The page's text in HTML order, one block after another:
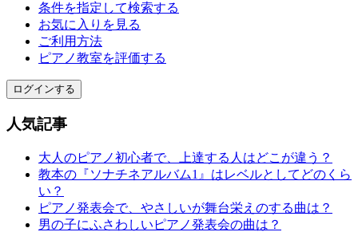
条件を指定して検索する
お気に入りを見る
ご利用方法
ピアノ教室を評価する
ログインする
人気記事
大人のピアノ初心者で、上達する人はどこが違う？
教本の『ソナチネアルバム1』はレベルとしてどのくら
い？
ピアノ発表会で、やさしいが舞台栄えのする曲は？
男の子にふさわしいピアノ発表会の曲は？